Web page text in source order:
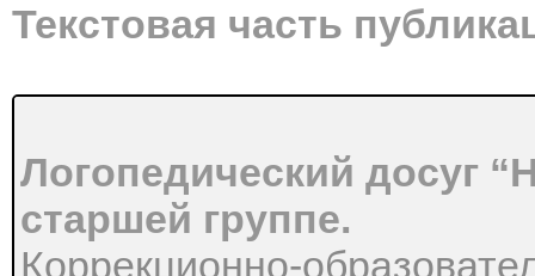
Текстовая часть
Логопедический досуг
старшей группе.
Коррекционно-